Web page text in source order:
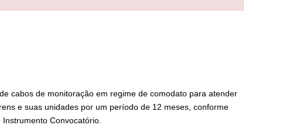
cabos de monitoração em regime de comodato para atender
e suas unidades por um período de 12 meses, conforme
Convocatório.